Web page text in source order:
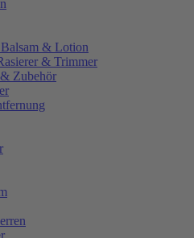
& Lotion
& Trimmer
Zubehör